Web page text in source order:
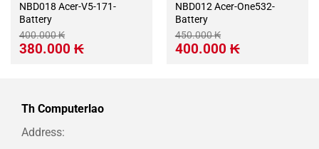
NBD018 Acer-V5-171-
Battery
400.000₭
Giá
gốc
380.000 ₭Giá
hiện
NBD012 Acer-One532-
Battery
450.000₭
Giá
gốc
400.000 ₭Giá
hiện
Th Computerlao
Address: